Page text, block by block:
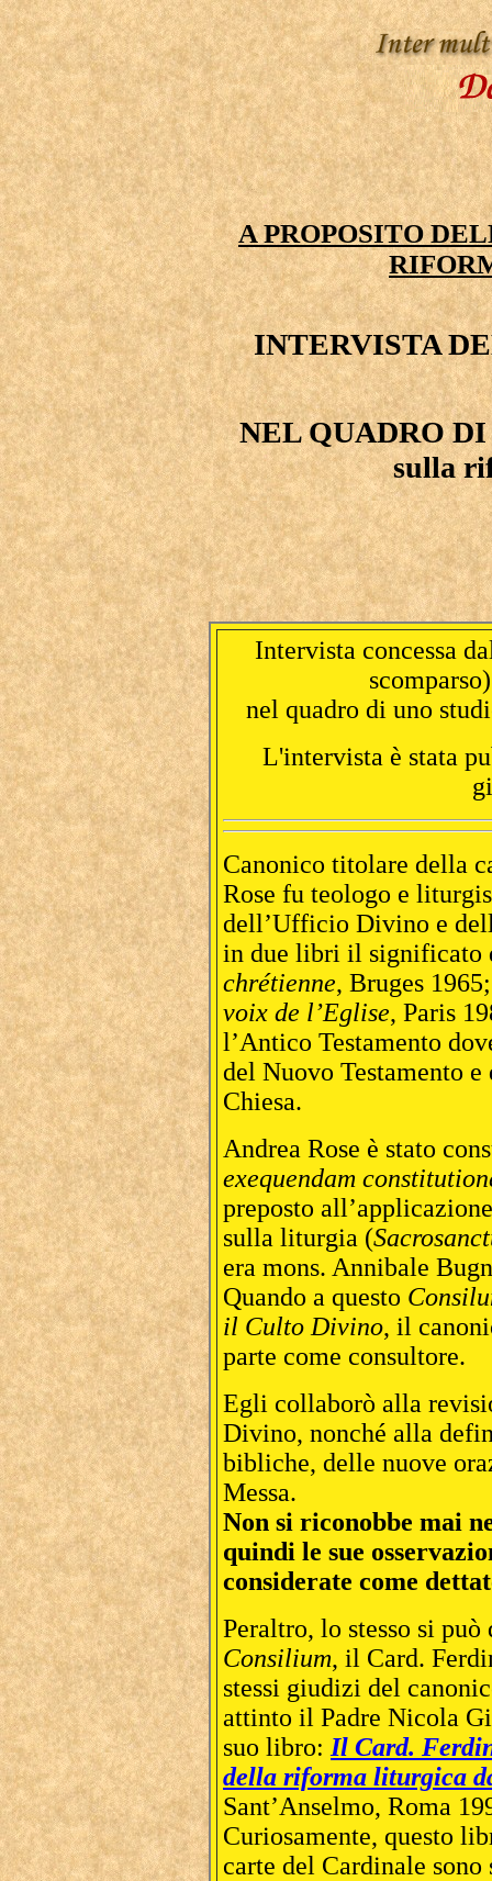
A PROPOSITO
INTERVISTA
NEL QUADRO
sulla
Intervista concessa
nel quadro di uno
L'intervista è stata
Canonico titolare della
Rose fu teologo e
dell’Ufficio Divino e
in due libri il significato
chrétienne, Bruges
voix de l’Eglise, Paris
l’Antico Testamento
del Nuovo Testamento
Chiesa.
Andrea Rose è stato
exequendam
preposto
sulla liturgia (
era mons. Annibale
Quando a questo
il Culto Divino, il
parte come consultore.
Egli collaborò alla
Divino, nonché alla
bibliche, delle nuove
Messa.
Non si riconobbe mai
quindi le sue
considerate come
Peraltro, lo stesso si
Consilium, il Card.
stessi giudizi del
attinto il Padre Nicola
suo libro: Il Card.
della riforma liturgica
Sant’Anselmo, Roma
Curiosamente, questo
carte del Cardinale sono